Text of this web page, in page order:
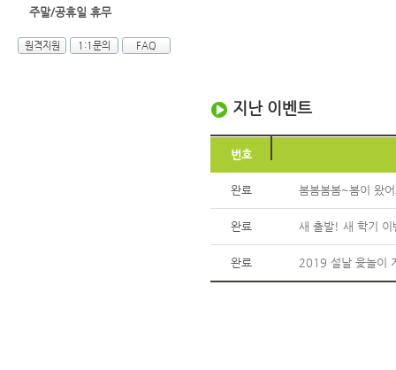
주말/공휴일 휴무
원격지원 1:1문의 FAQ
지난 이벤트
번호
완료 봄봄봄봄~봄이 왔
완료 새 출발! 새 학기 이
완료 2019 설날 윷놀이